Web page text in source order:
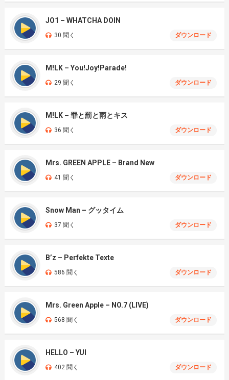
JO1 – WHATCHA DOIN
30 聞く ダウンロード
M!LK – You!Joy!Parade!
29 聞く ダウンロード
M!LK – 罪と罰と雨とキス
36 聞く ダウンロード
Mrs. GREEN APPLE – Brand New
41 聞く ダウンロード
Snow Man – グッタイム
37 聞く ダウンロード
B’z – Perfekte Texte
586 聞く ダウンロード
Mrs. Green Apple – NO.7 (LIVE)
568 聞く ダウンロード
HELLO – YUI
402 聞く ダウンロード